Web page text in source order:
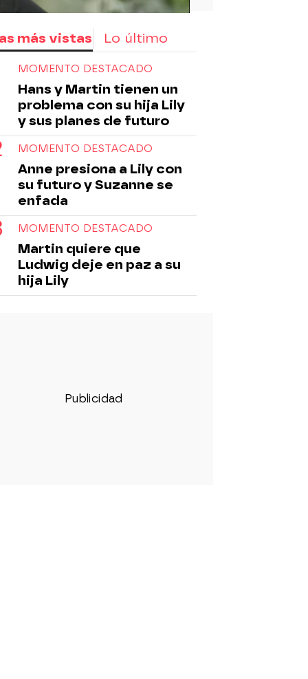
más vistas Lo último
MOMENTO DESTACADO
Hans y Martin tienen un
problema con su hija Lily
y sus planes de futuro
MOMENTO DESTACADO
Anne presiona a Lily con
su futuro y Suzanne se
enfada
MOMENTO DESTACADO
Martin quiere que
Ludwig deje en paz a su
hija Lily